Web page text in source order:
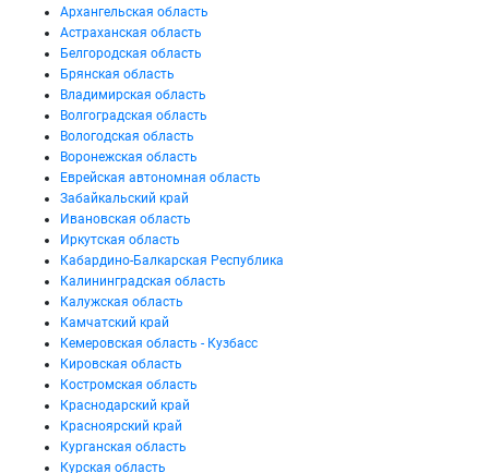
Архангельская область
Астраханская область
Белгородская область
Брянская область
Владимирская область
Волгоградская область
Вологодская область
Воронежская область
Еврейская автономная область
Забайкальский край
Ивановская область
Иркутская область
Кабардино-Балкарская Республика
Калининградская область
Калужская область
Камчатский край
Кемеровская область - Кузбасс
Кировская область
Костромская область
Краснодарский край
Красноярский край
Курганская область
Курская область